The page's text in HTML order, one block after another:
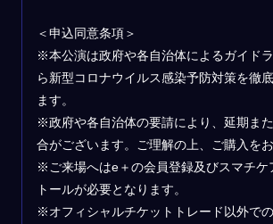
＜申込同意条項＞
※本公演は政府や各自治体によるガイド
ら新型コロナウイルス感染予防対策を徹
ます。
※政府や各自治体の要請により、延期ま
合がございます。ご理解の上、ご購入をお
※ご来場へはe＋の会員登録及びスマチケ
トールが必要となります。
※オフィシャルチケットトレード以外で